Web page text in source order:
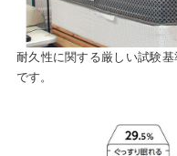
耐久性に関する厳しい試験
です。